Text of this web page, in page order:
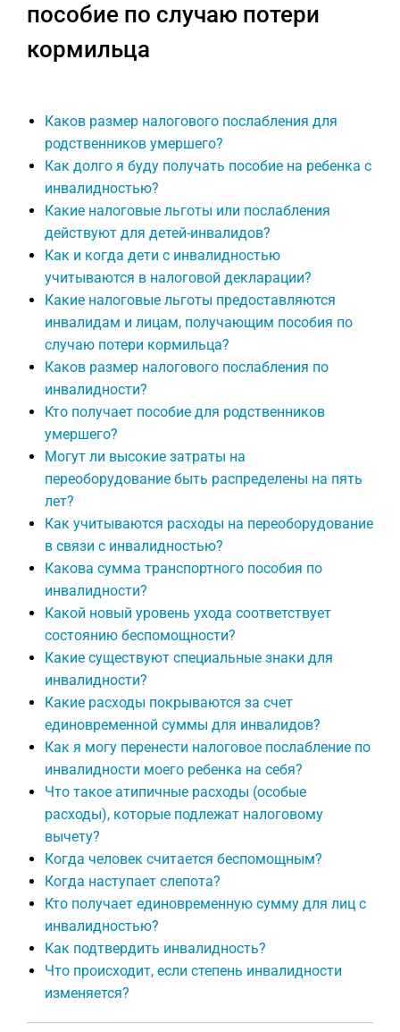
пособие по случаю потери
кормильца
Каков размер налогового послабления для
родственников умершего?
Как долго я буду получать пособие на ребенка с
инвалидностью?
Какие налоговые льготы или послабления
действуют для детей-инвалидов?
Как и когда дети с инвалидностью
учитываются в налоговой декларации?
Какие налоговые льготы предоставляются
инвалидам и лицам, получающим пособия по
случаю потери кормильца?
Каков размер налогового послабления по
инвалидности?
Кто получает пособие для родственников
умершего?
Могут ли высокие затраты на
переоборудование быть распределены на пять
лет?
Как учитываются расходы на переоборудование
в связи с инвалидностью?
Какова сумма транспортного пособия по
инвалидности?
Какой новый уровень ухода соответствует
состоянию беспомощности?
Какие существуют специальные знаки для
инвалидности?
Какие расходы покрываются за счет
единовременной суммы для инвалидов?
Как я могу перенести налоговое послабление по
инвалидности моего ребенка на себя?
Что такое атипичные расходы (особые
расходы), которые подлежат налоговому
вычету?
Когда человек считается беспомощным?
Когда наступает слепота?
Кто получает единовременную сумму для лиц с
инвалидностью?
Как подтвердить инвалидность?
Что происходит, если степень инвалидности
изменяется?